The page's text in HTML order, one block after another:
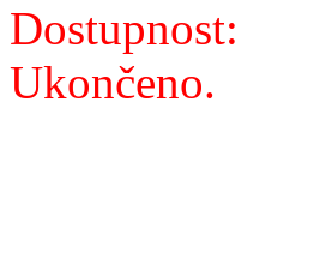
Dostupnost:
Ukončeno.